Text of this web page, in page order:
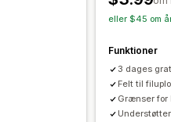
eller $45 om
Funktioner
3 dages
Felt til
Grænser for